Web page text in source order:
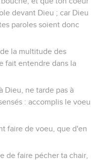
devant Dieu ; car Dieu
paroles soient donc
la multitude des
fait entendre dans la
Dieu, ne tarde pas à
: accomplis le voeu
faire de voeu, que d'en
de faire pécher ta chair,